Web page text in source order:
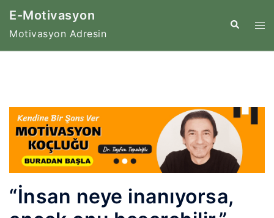
İçeriğe
E-Motivasyon
Motivasyon Adresin
Search
“İnsan neye inanıyorsa,